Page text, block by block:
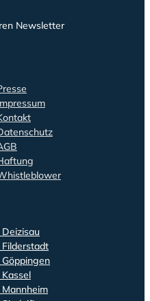
Newsletter